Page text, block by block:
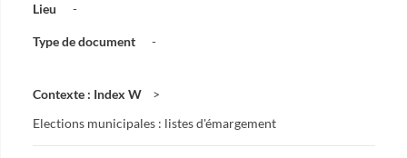
Lieu -
Type de document -
Contexte : Index W
Elections municipales : listes d'émargement